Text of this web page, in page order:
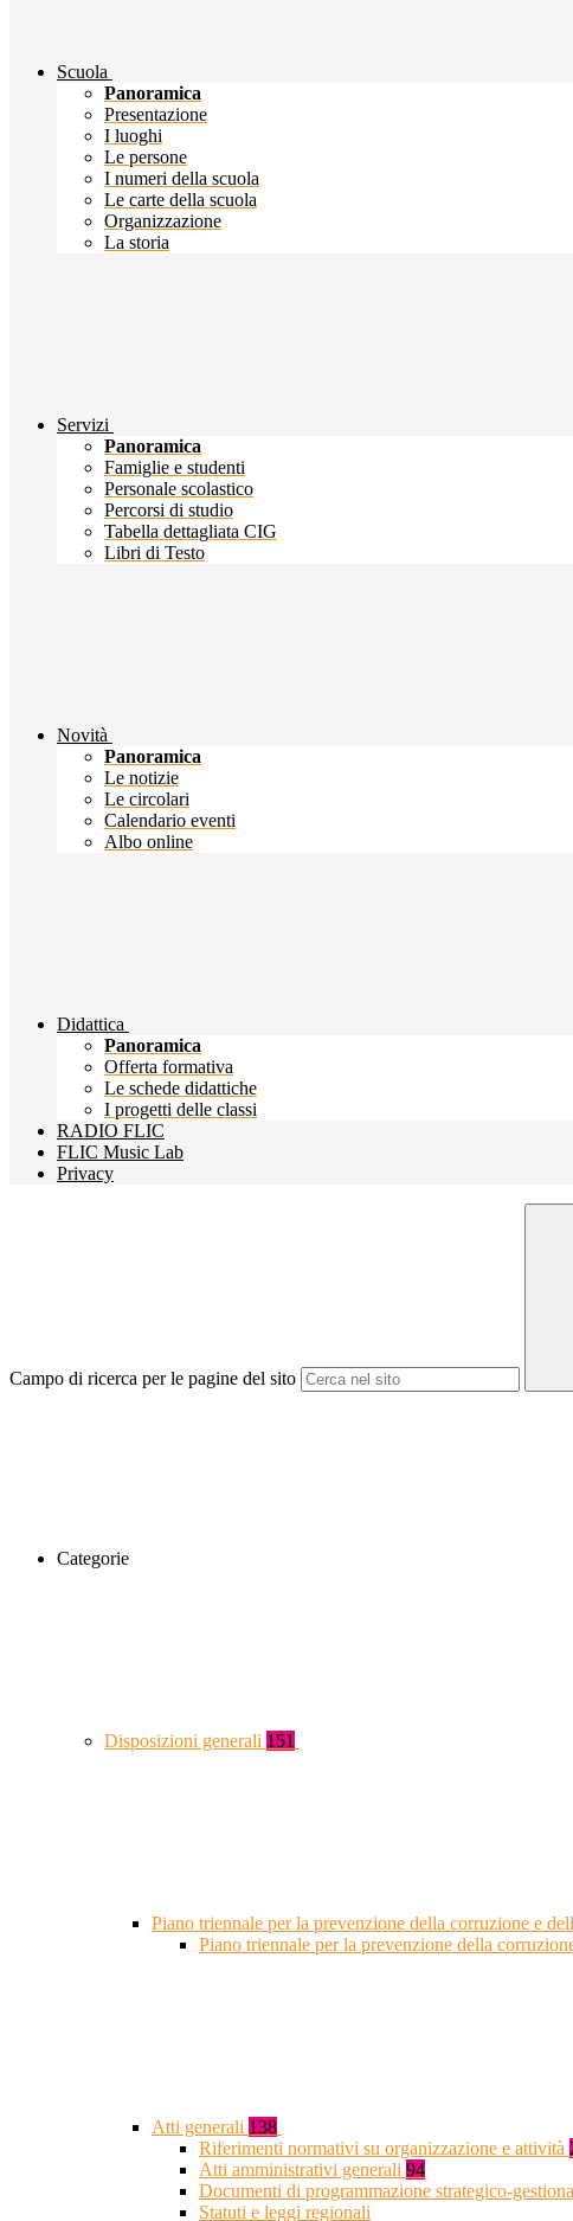
Scuola
Panoramica
Presentazione
I luoghi
Le persone
I numeri della scuola
Le carte della scuola
Organizzazione
La storia
Servizi
Panoramica
Famiglie e studenti
Personale scolastico
Percorsi di studio
Tabella dettagliata CIG
Libri di Testo
Novità
Panoramica
Le notizie
Le circolari
Calendario eventi
Albo online
Didattica
Panoramica
Offerta formativa
Le schede didattiche
I progetti delle classi
RADIO FLIC
FLIC Music Lab
Privacy
Campo di ricerca per le pagine del sito
Categorie
Disposizioni generali 151
Piano triennale per la prevenzione della corruzione e
Piano triennale per la prevenzione della
Atti generali 138
Riferimenti normativi su organizzazione e attività
Atti amministrativi generali 94
Documenti di programmazione strategico-
Statuti e leggi regionali